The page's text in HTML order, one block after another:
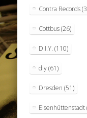
Contra Records
Cottbus(26)
D.I.Y. (110)
diy(61)
Dresden (51)
Eisenhüttenstadt